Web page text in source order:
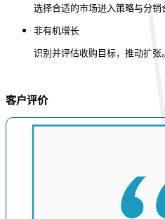
选择合适的市场进入策略与分销
非有机增长
识别并评估收购目标，推动扩张。
客户评价